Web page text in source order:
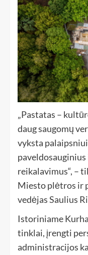
„Pastatas –
daug saugomų
vyksta
reikalavimus“, –
Miesto plėtros ir
vedėjas Saulius
Istoriniame
tinklai, įrengti
administracijos